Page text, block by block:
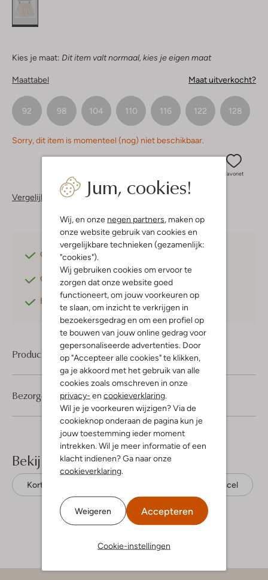
Jum, cookies!
Wij, en onze negen partners, maken op
onze website gebruik van cookies en
vergelijkbare technieken (gezamenlijk:
"cookies").
Wij gebruiken cookies om ervoor te
zorgen dat onze website goed
functioneert, om jouw voorkeuren op
te slaan, om inzicht te verkrijgen in
bezoekersgedrag en om een profiel op
te bouwen van jouw online gedrag voor
gepersonaliseerde advertenties. Door
op "Accepteer alle cookies" te klikken,
ga je akkoord met het gebruik van alle
cookies zoals omschreven in onze
privacy- en cookieverklaring.
Wil je je voorkeuren wijzigen? Via de
cookieknop onderaan de pagina kun je
jouw toestemming ieder moment
intrekken. Wil je meer informatie of een
klacht indienen? Ga naar onze
cookieverklaring.
Weigeren Accepteren
Cookie-instellingen
Kies je maat: Dit item valt normaal, kies je eigen maat
Maattabel Maat uitverkocht?
92 98 104 110 116 122 128
Sorry, dit item is momenteel (nog) niet beschikbaar.
Favoriet
Vergelijkbare items
Gratis verzending
Gratis retourneren binnen 30 dagen*
Betaal achterafmet Klarna
Product informatie
Bezorgen & retourneren
Bekijk meer
Korte broeken Tencel